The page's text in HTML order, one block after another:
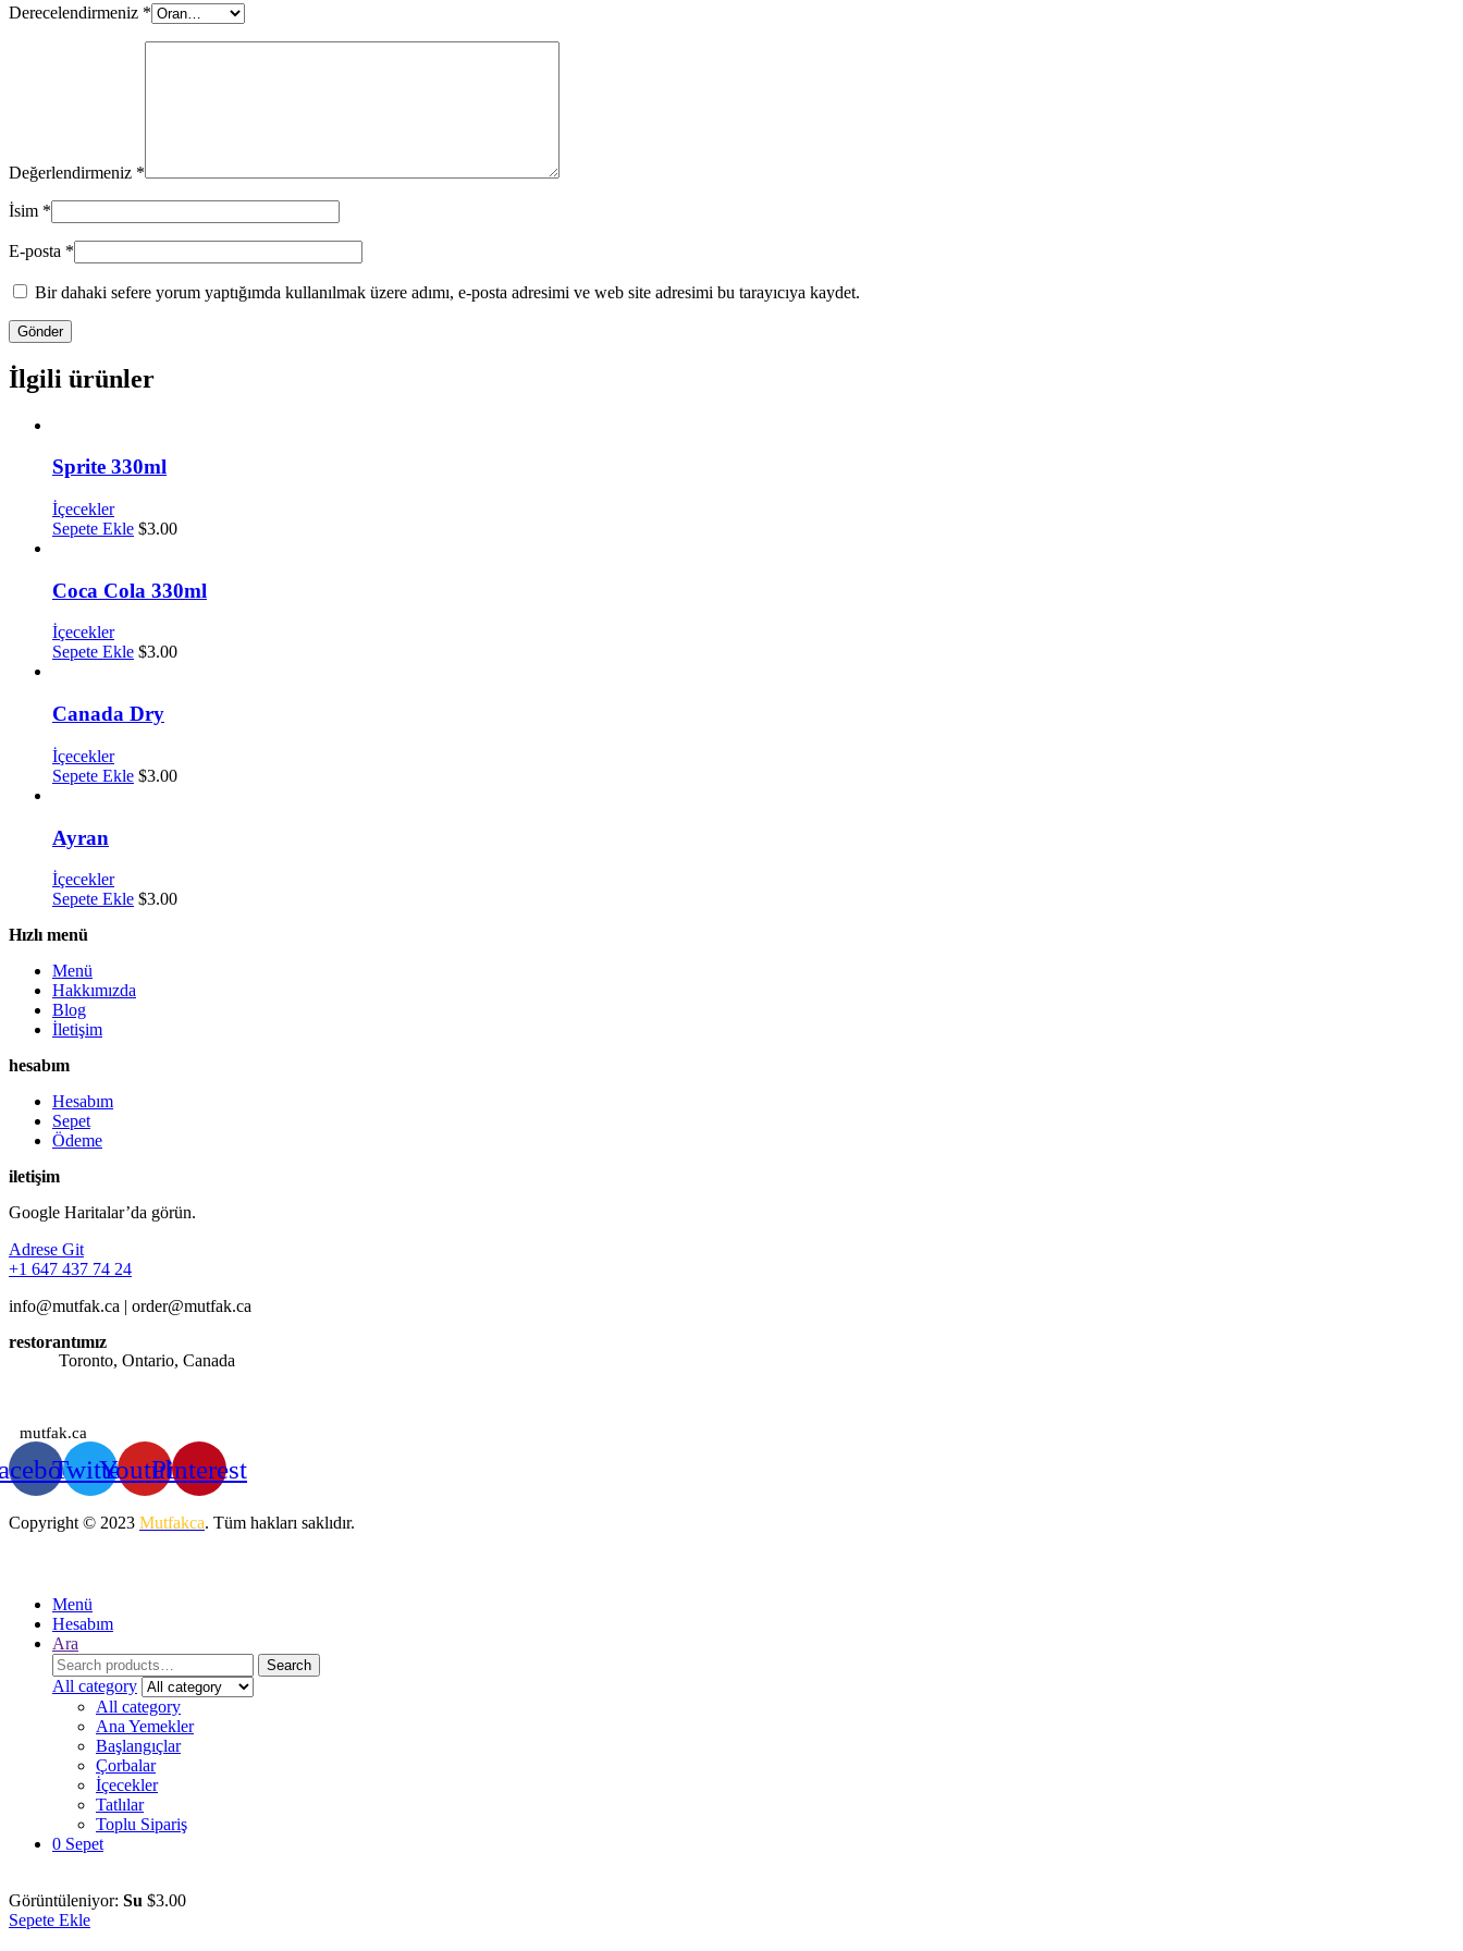
Derecelendirmeniz *
Değerlendirmeniz *
İsim *
E-posta *
Bir dahaki sefere yorum yaptığımda kullanılmak üzere adımı, e-posta adresimi ve web site adresimi bu tarayıcıya kaydet.
İlgili ürünler
Sprite 330ml
İçecekler
Sepete Ekle $3.00
Coca Cola 330ml
İçecekler
Sepete Ekle $3.00
Canada Dry
İçecekler
Sepete Ekle $3.00
Ayran
İçecekler
Sepete Ekle $3.00
Hızlı menü
Menü
Hakkımızda
Blog
İletişim
hesabım
Hesabım
Sepet
Ödeme
iletişim
Google Haritalar’da görün.
Adrese Git
+1 647 437 74 24
info@mutfak.ca | order@mutfak.ca
restorantımız
Toronto, Ontario, Canada
mutfak.ca
TwitterYoutubePinterest
Copyright © 2023 Mutfakca. Tüm hakları saklıdır.
Menü
Hesabım
Ara
Search
for:
Search
All category
All category
Ana Yemekler
Başlangıçlar
Çorbalar
İçecekler
Tatlılar
Toplu Sipariş
0 Sepet
Görüntüleniyor: Su $3.00
Sepete Ekle